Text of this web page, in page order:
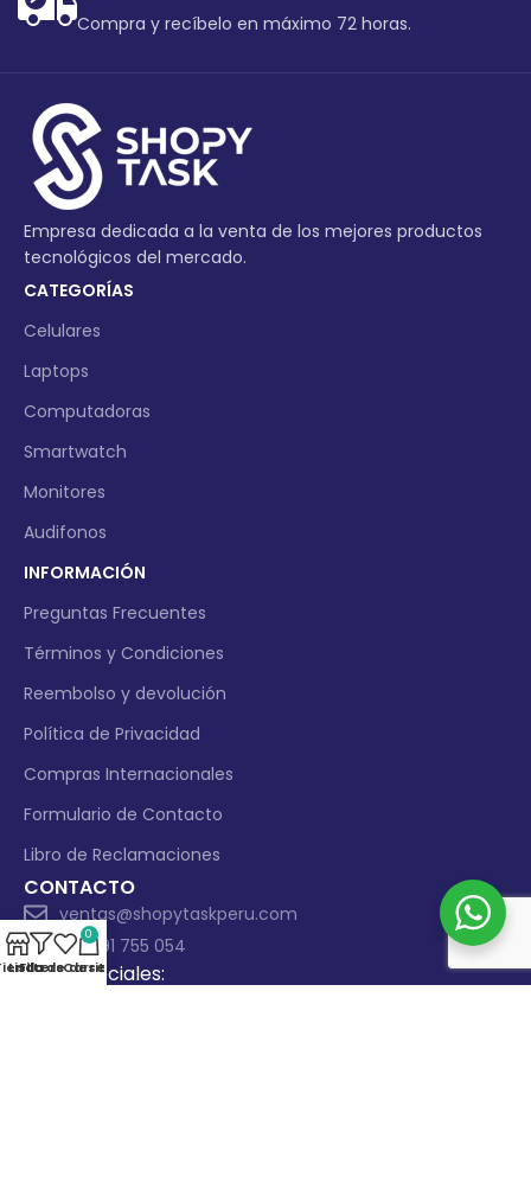
Compra y recíbelo en máximo 72 horas.
Empresa dedicada a la venta de los mejores productos
tecnológicos del mercado.
CATEGORÍAS
Celulares
Laptops
Computadoras
Smartwatch
Monitores
Audifonos
INFORMACIÓN
Preguntas Frecuentes
Términos y Condiciones
Reembolso y devolución
Política de Privacidad
Compras Internacionales
Formulario de Contacto
Libro de Reclamaciones
CONTACTO
ventas@shopytaskperu.com
+51 991 755 054
Redes Sociales:
Filters
Lista de deseos
0
Carrito